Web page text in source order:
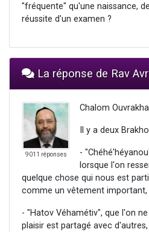
"fréquente" qu'une naissance,
réussite d'un examen ?
La réponse de Rav
9011 réponses
Chalom
Il y a deux
-
lorsque l'on
quelque chose qui nous est
comme un vêtement important,
- "Hatov Véhamétiv", que l'on
plaisir est partagé avec